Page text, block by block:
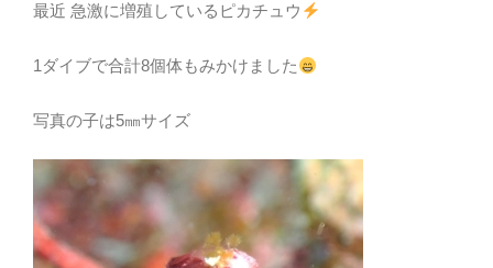
最近 急激に増殖しているピカチュウ
1ダイブで合計8個体もみかけました
写真の子は5㎜サイズ